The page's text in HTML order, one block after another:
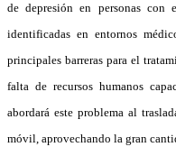
de depresión en personas con
identificadas en entornos
principales barreras para el
falta de recursos humanos
abordará este problema al
móvil, aprovechando la gran